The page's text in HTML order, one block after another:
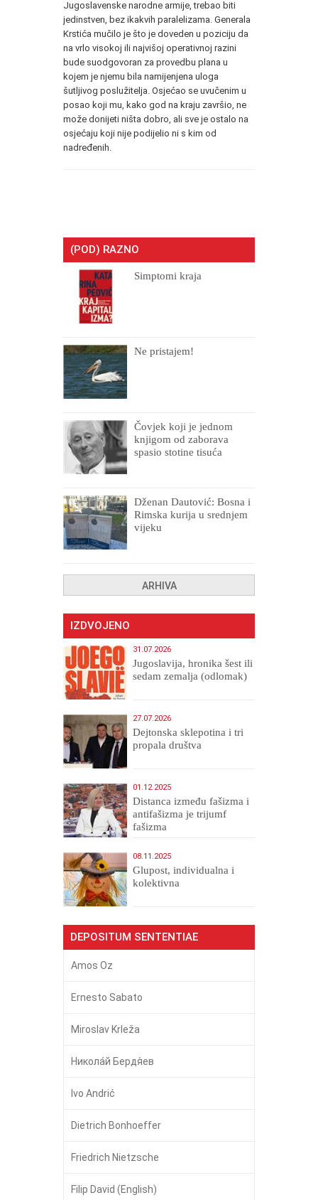
Jugoslavenske narodne armije, trebao biti
jedinstven, bez ikakvih paralelizama. Generala
Krstića mučilo je što je doveden u poziciju da
na vrlo visokoj ili najvišoj operativnoj razini
bude suodgovoran za provedbu plana u
kojem je njemu bila namijenjena uloga
šutljivog poslužitelja. Osjećao se uvučenim u
posao koji mu, kako god na kraju završio, ne
može donijeti ništa dobro, ali sve je ostalo na
osjećaju koji nije podijelio ni s kim od
nadređenih.
(POD) RAZNO
Simptomi kraja
Ne pristajem!
Čovjek koji je jednom
knjigom od zaborava
spasio stotine tisuća
Dženan Dautović: Bosna i
Rimska kurija u srednjem
vijeku
ARHIVA
IZDVOJENO
31.07.2026
Jugoslavija, hronika šest ili
sedam zemalja (odlomak)
27.07.2026
Dejtonska sklepotina i tri
propala društva
01.12.2025
Distanca između fašizma i
antifašizma je trijumf
fašizma
08.11.2025
Glupost, individualna i
kolektivna
DEPOSITUM SENTENTIAE
Amos Oz
Ernesto Sabato
Miroslav Krleža
Никола́й Бердя́ев
Ivo Andrić
Dietrich Bonhoeffer
Friedrich Nietzsche
Filip David (English)